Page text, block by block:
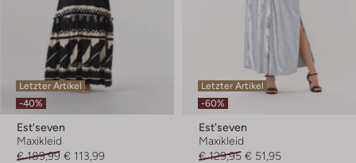
Letzter Artikel
-40%
Est'seven
Maxikleid
€ 189,99 € 113,99
Letzter Artikel
-60%
Est'seven
Maxikleid
€ 129,95 € 51,95